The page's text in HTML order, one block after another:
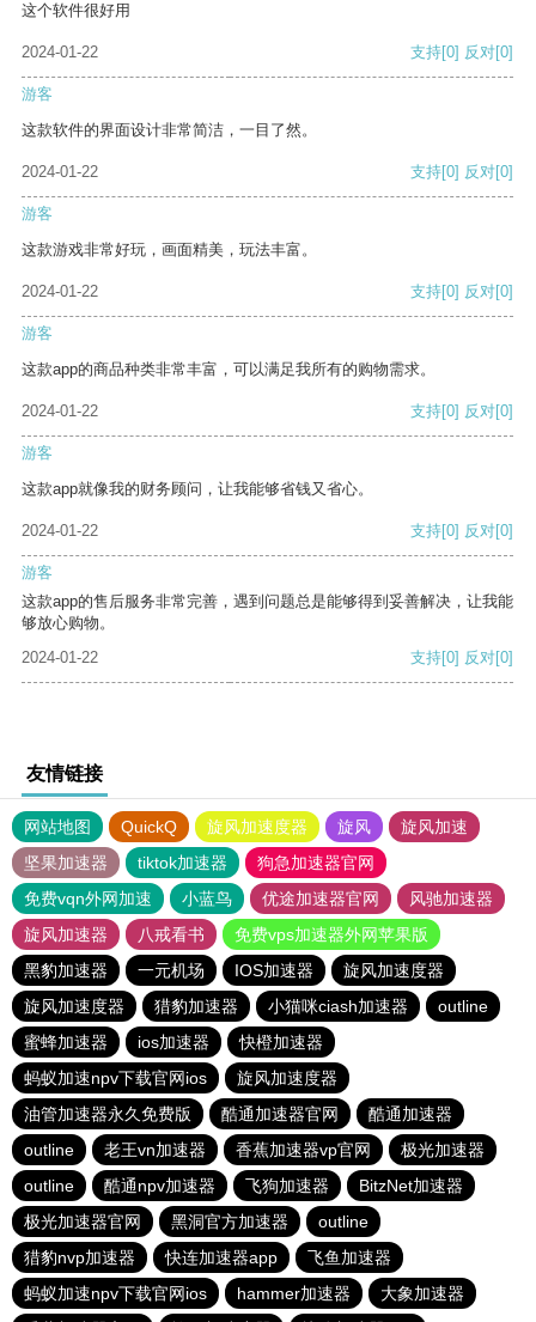
这个软件很好用
2024-01-22 支持[0] 反对[0]
游客
这款软件的界面设计非常简洁，一目了然。
2024-01-22 支持[0] 反对[0]
游客
这款游戏非常好玩，画面精美，玩法丰富。
2024-01-22 支持[0] 反对[0]
游客
这款app的商品种类非常丰富，可以满足我所有的购物需求。
2024-01-22 支持[0] 反对[0]
游客
这款app就像我的财务顾问，让我能够省钱又省心。
2024-01-22 支持[0] 反对[0]
游客
这款app的售后服务非常完善，遇到问题总是能够得到妥善解决，让我能
够放心购物。
2024-01-22
支持[0] 反对[0]
友情链接
网站地图 QuickQ 旋风加速度器 旋风
旋风加速
坚果加速器
tiktok加速器
狗急加速器官网
免费vqn外网加速
小蓝鸟 优途加速器官网
风驰加速器
旋风加速器
八戒看书
免费vps加速器外网苹果版
黑豹加速器
一元机场 IOS加速器
旋风加速度器
旋风加速度器
猎豹加速器 小猫咪ciash加速器
outline
蜜蜂加速器
ios加速器
快橙加速器
蚂蚁加速npv下载官网ios
旋风加速度器
油管加速器永久免费版
酷通加速器官网
酷通加速器
outline
老王vn加速器 香蕉加速器vp官网
极光加速器
outline
酷通npv加速器 飞狗加速器
BitzNet加速器
极光加速器官网
黑洞官方加速器
outline
猎豹nvp加速器
快连加速器app
飞鱼加速器
蚂蚁加速npv下载官网ios
hammer加速器
大象加速器